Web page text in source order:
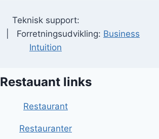
Teknisk support:
| Forretningsudvikling: Business
Intuition
Restauant links
Restaurant
Restauranter